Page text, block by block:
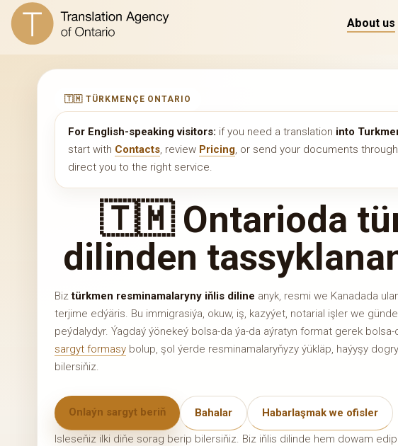
About us
🇹🇲 TÜRKMENÇE ONTARIO
For English-speaking visitors: if you need a translation into
start with Contacts, review Pricing, or send your documents through
direct you to the right service.
🇹🇲 Ontarioda
dilinden
Biztürkmen resminamalaryny iňlis diline anyk, resmi we Kanadada
terjime edýäris. Bu immigrasiýa, okuw, iş, kazyýet, notarial işler we
peýdalydyr. Ýagdaý ýönekeý bolsa-da ýa-da aýratyn format gerek
sargyt formasy bolup, şol ýerde resminamalaryňyzy ýükläp, haýyşy
bilersiňiz.
Onlaýn sargyt beriň Bahalar Habarlaşmak we ofisler
Isleseňiz ilki diňe sorag berip bilersiňiz. Biz iňlis dilinde hem dowam